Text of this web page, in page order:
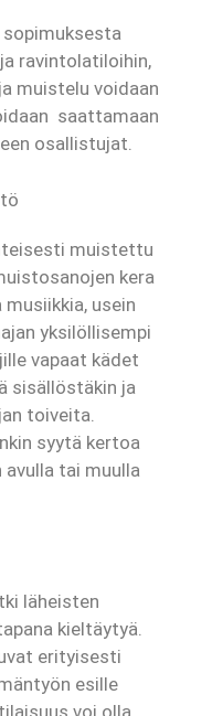
sopimuksesta
ravintolatiloihin,
muistelu voidaan
saattamaan
osallistujat.
muistettu
kera
usein
yksilöllisempi
vapaat kädet
sisällöstäkin ja
toiveita.
syytä kertoa
tai muulla
läheisten
kieltäytyä.
erityisesti
esille
voi olla